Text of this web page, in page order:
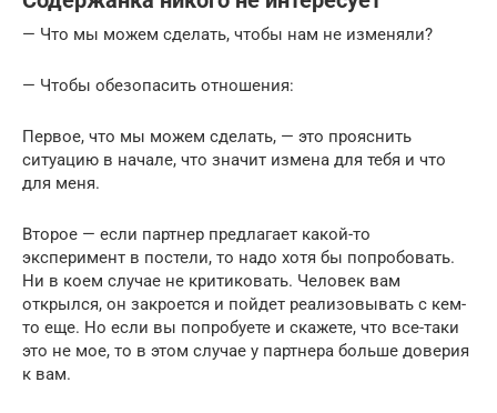
— Что мы можем сделать, чтобы нам не изменяли?
— Чтобы обезопасить отношения:
Первое, что мы можем сделать, — это прояснить
ситуацию в начале, что значит измена для тебя и что
для меня.
Второе — если партнер предлагает какой-то
эксперимент в постели, то надо хотя бы попробовать.
Ни в коем случае не критиковать. Человек вам
открылся, он закроется и пойдет реализовывать с кем-
то еще. Но если вы попробуете и скажете, что все-таки
это не мое, то в этом случае у партнера больше доверия
к вам.